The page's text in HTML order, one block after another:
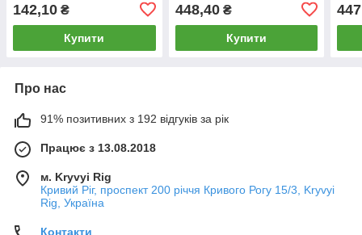
142,10 ₴
Купити
448,40₴
Купити
Про нас
91% позитивних з 192 відгуків за рік
Працює з 13.08.2018
м. Kryvyi Rig
Кривий Ріг, проспект 200 річчя Кривого Рогу 15/3, Kryvyi
Rig, Україна
Контакти